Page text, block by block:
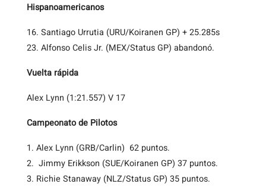
Hispanoamericanos
16. Santiago Urrutia (URU/Koiranen GP) + 25.285s
23. Alfonso Celis Jr. (MEX/Status GP) abandonó.
Vuelta rápida
Alex Lynn (1:21.557) V 17
Campeonato de Pilotos
1. Alex Lynn (GRB/Carlin) 62 puntos.
2. Jimmy Erikkson (SUE/Koiranen GP) 37 puntos.
3. Richie Stanaway (NLZ/Status GP) 35 puntos.